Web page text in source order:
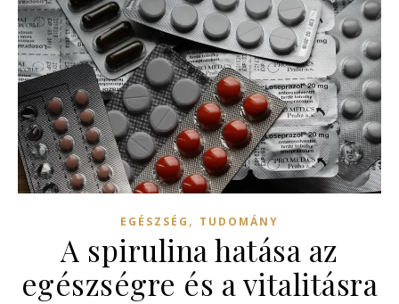
EGÉSZSÉG , TUDOMÁNY
A spirulina hatása az
egészségre és a vitalitásra